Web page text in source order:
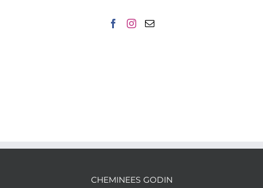
CHEMINEES GODIN